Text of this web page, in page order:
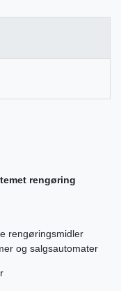
rengøring
rengøringsmidler
og salgsautomater